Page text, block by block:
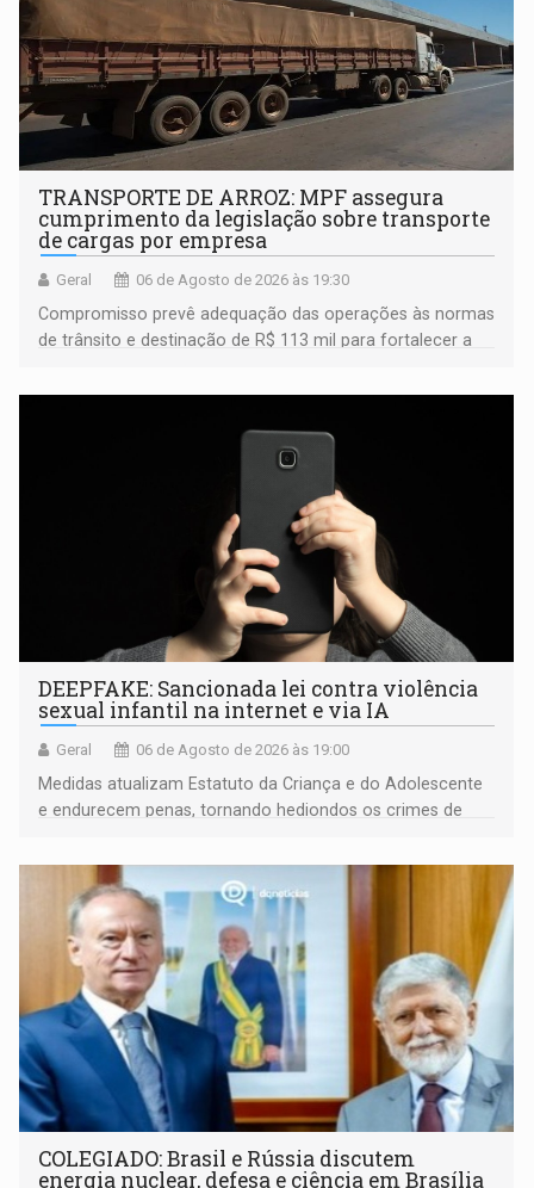
TRANSPORTE DE ARROZ: MPF assegura
cumprimento da legislação sobre transporte
de cargas por empresa
Geral 06 de Agosto de 2026 às 19:30
Compromisso prevê adequação das operações às normas
de trânsito e destinação de R$ 113 mil para fortalecer a
DEEPFAKE: Sancionada lei contra violência
sexual infantil na internet e via IA
Geral 06 de Agosto de 2026 às 19:00
Medidas atualizam Estatuto da Criança e do Adolescente
e endurecem penas, tornando hediondos os crimes de
COLEGIADO: Brasil e Rússia discutem
energia nuclear, defesa e ciência em Brasília